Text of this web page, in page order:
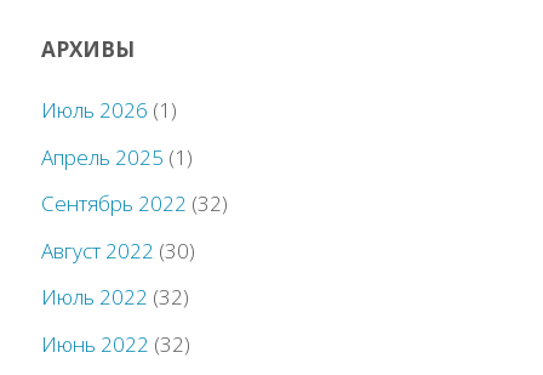
АРХИВЫ
Июль 2026 (1)
Апрель 2025 (1)
Сентябрь 2022 (32)
Август 2022 (30)
Июль 2022 (32)
Июнь 2022 (32)